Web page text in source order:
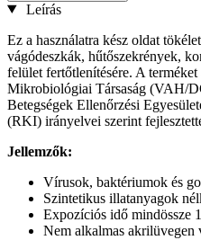
Leírás
Ez a használatra kész oldat
vágódeszkák, hűtőszekrények,
felület fertőtlenítésére. A
Mikrobiológiai Társaság (VAH/
Betegségek Ellenőrzési
(RKI) irányelvei szerint
Jellemzők:
Vírusok, baktériumok és
Szintetikus illatanyagok
Expozíciós idő mindössze
Nem alkalmas akrilüvegen